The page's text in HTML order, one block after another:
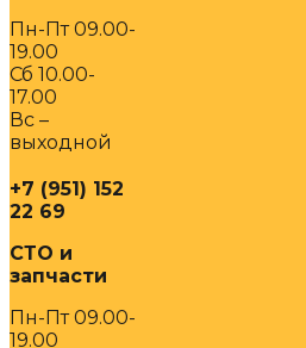
Пн-Пт 09.00-
19.00
Сб 10.00-
17.00
Вс –
выходной
+7 (951) 152
22 69
СТО и
запчасти
Пн-Пт 09.00-
19.00